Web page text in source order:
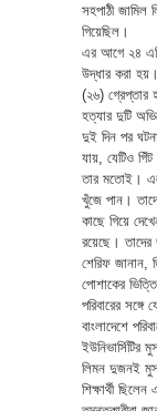
সহপাঠী জামিল
গিয়েছিল।
এর আগে ২৪
উদ্ধার করা
(২৬) গ্রেপ্তার
হত্যার দুটি
দুই দিন পর
যায়, যেটিও গিঁট
তার মতোই।
খুঁজে পান।
কাছে গিয়ে
রয়েছে। তাদের
শেরিফ জানান,
পোশাকের
পরিবারের
বাংলাদেশে
ইউনিভার্সিটির
লিমন দুজনই
শিক্ষার্থী